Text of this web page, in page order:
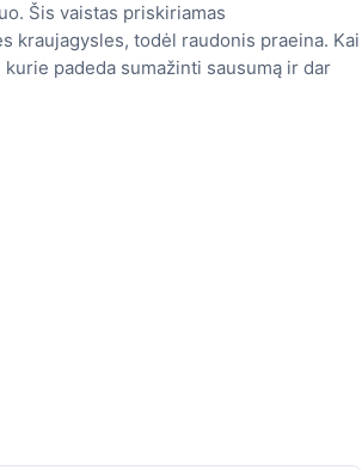
Šis vaistas priskiriamas
kraujagysles, todėl raudonis praeina. Kai
padeda sumažinti sausumą ir dar